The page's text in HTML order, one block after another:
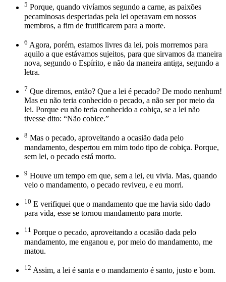
5 Porque, quando vivíamos segundo a carne, as paixões
pecaminosas despertadas pela lei operavam em nossos
membros, a fim de frutificarem para a morte.
6 Agora, porém, estamos livres da lei, pois morremos para
aquilo a que estávamos sujeitos, para que sirvamos da maneira
nova, segundo o Espírito, e não da maneira antiga, segundo a
letra.
7 Que diremos, então? Que a lei é pecado? De modo nenhum!
Mas eu não teria conhecido o pecado, a não ser por meio da
lei. Porque eu não teria conhecido a cobiça, se a lei não
tivesse dito: “Não cobice.”
8 Mas o pecado, aproveitando a ocasião dada pelo
mandamento, despertou em mim todo tipo de cobiça. Porque,
sem lei, o pecado está morto.
9 Houve um tempo em que, sem a lei, eu vivia. Mas, quando
veio o mandamento, o pecado reviveu, e eu morri.
10 E verifiquei que o mandamento que me havia sido dado
para vida, esse se tornou mandamento para morte.
11 Porque o pecado, aproveitando a ocasião dada pelo
mandamento, me enganou e, por meio do mandamento, me
matou.
12 Assim, a lei é santa e o mandamento é santo, justo e bom.